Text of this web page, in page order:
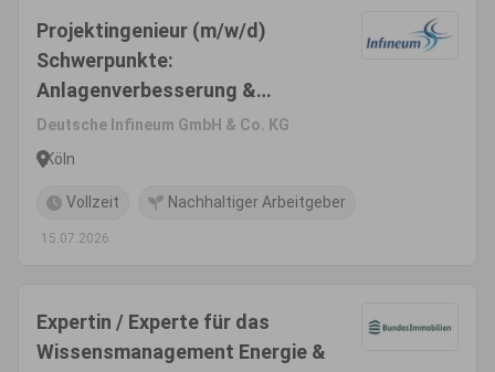
Projektingenieur (m/w/d)
Schwerpunkte:
Anlagenverbesserung &
Weiterentwicklung
Deutsche Infineum GmbH & Co. KG
Köln
Vollzeit Nachhaltiger Arbeitgeber
15.07.2026
Expertin / Experte für das
Wissensmanagement Energie &